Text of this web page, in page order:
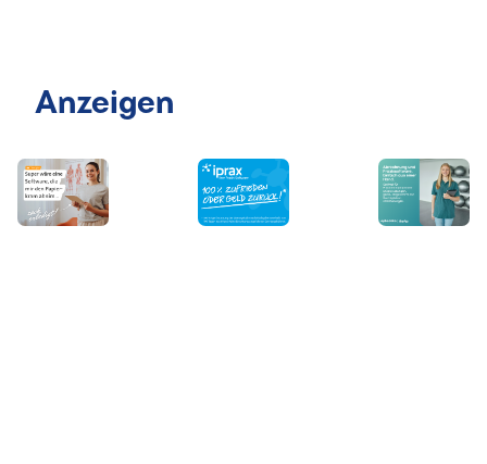
Anzeigen